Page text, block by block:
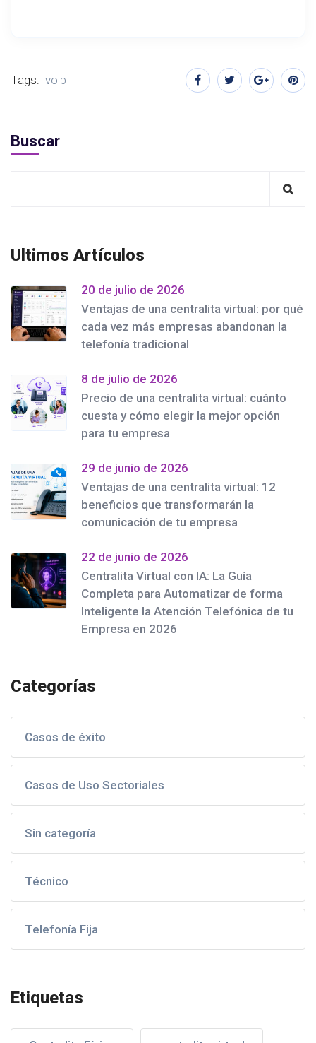
Tags: voip
Buscar
Ultimos Artículos
20 de julio de 2026
Ventajas de una centralita virtual: por qué
cada vez más empresas abandonan la
telefonía tradicional
8 de julio de 2026
Precio de una centralita virtual: cuánto
cuesta y cómo elegir la mejor opción
para tu empresa
29 de junio de 2026
Ventajas de una centralita virtual: 12
beneficios que transformarán la
comunicación de tu empresa
22 de junio de 2026
Centralita Virtual con IA: La Guía
Completa para Automatizar de forma
Inteligente la Atención Telefónica de tu
Empresa en 2026
Categorías
Casos de éxito
Casos de Uso Sectoriales
Sin categoría
Técnico
Telefonía Fija
Etiquetas